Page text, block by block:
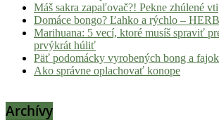
Máš sakra zapaľovač?! Pekne zhúlené
Domáce bongo? Ľahko a rýchlo –
Marihuana: 5 vecí, ktoré musíš spraviť
prvýkrát húliť
Päť podomácky vyrobených bong a
Ako správne oplachovať konope
Archívy